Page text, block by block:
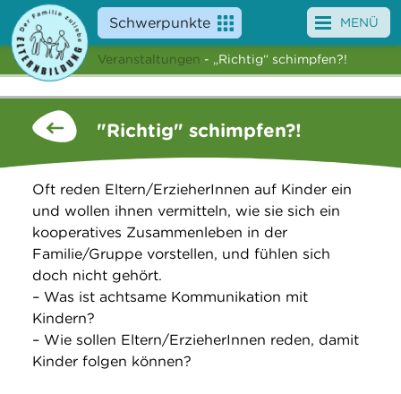
Schwerpunkte
Angebote
Veranstaltungen
Service
Über uns
Suche
MENÜ
Veranstaltungen - „Richtig“ schimpfen?!
"Richtig" schimpfen?!
Oft reden Eltern/ErzieherInnen auf Kinder ein
und wollen ihnen vermitteln, wie sie sich ein
kooperatives Zusammenleben in der
Familie/Gruppe vorstellen, und fühlen sich
doch nicht gehört.
– Was ist achtsame Kommunikation mit
Kindern?
– Wie sollen Eltern/ErzieherInnen reden, damit
Kinder folgen können?